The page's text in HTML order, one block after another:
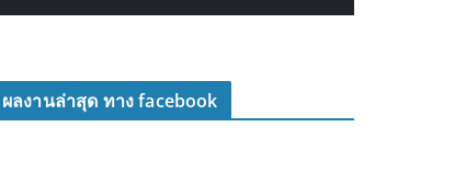
ผลงานล่าสุด ทาง facebook